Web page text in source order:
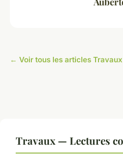
← Voir tous les articles Travaux
Travaux — Lectures